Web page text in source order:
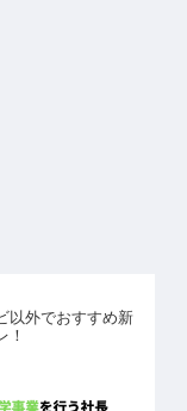
以外でおすすめ新
！